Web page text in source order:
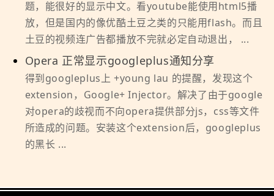
题，能很好的显示中文。看youtube能使用html5播
放，但是国内的像优酷土豆之类的只能用flash。而且
土豆的视频连广告都播放不完就必定自动退出， ...
Opera 正常显示googleplus通知分享
得到googleplus上 +young lau 的提醒，发现这个
extension，Google+ Injector。解决了由于google
对opera的歧视而不向opera提供部分js，css等文件
所造成的问题。安装这个extension后，googleplus
的黑长 ...